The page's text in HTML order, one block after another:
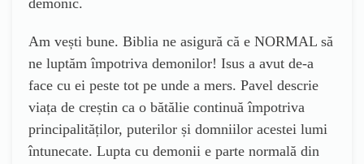
Am vești bune. Biblia ne asigură că e NORMAL să
ne luptăm împotriva demonilor! Isus a avut de-a
face cu ei peste tot pe unde a mers. Pavel descrie
viața de creștin ca o bătălie continuă împotriva
principalităților, puterilor și domniilor acestei lumi
întunecate. Lupta cu demonii e parte normală din